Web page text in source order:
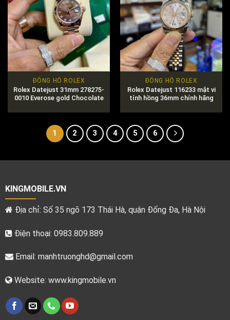
ĐỒNG HỒ ROLEX
Rolex Datejust 31mm 278275-
0010 Everose gold Chocolate
ĐỒNG HỒ ROLEX
Rolex Datejust 116233 mặt vi
tính hồng 36mm chính hãng
1 2 3 4 5 6
KINGMOBILE.VN
Địa chỉ: Số 35 ngõ 173 Thái Hà, quận Đống Đa, Hà Nội
Điện thoại: 0983.809.889
Email: manhtruonghd@gmail.com
Website: www.kingmobile.vn